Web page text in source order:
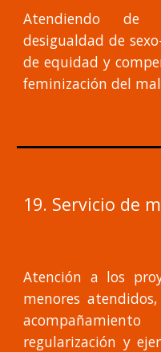
Atendiendo de
desigualdad de
de equidad y
feminización del
19. Servicio de
Atención a los
menores
regularización y